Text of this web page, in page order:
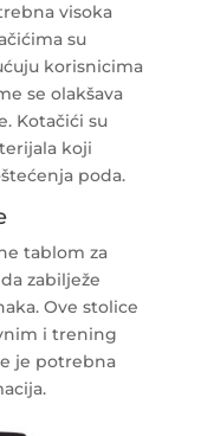
visoka
su
korisnicima
se olakšava
Kotačići su
koji
poda.
tablom za
zabilježe
Ove stolice
i trening
je potrebna